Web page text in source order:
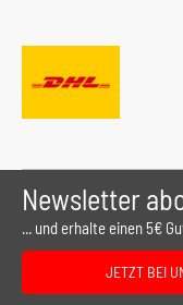
Newsletter
... und erhalte einen 5€
JETZT BEI